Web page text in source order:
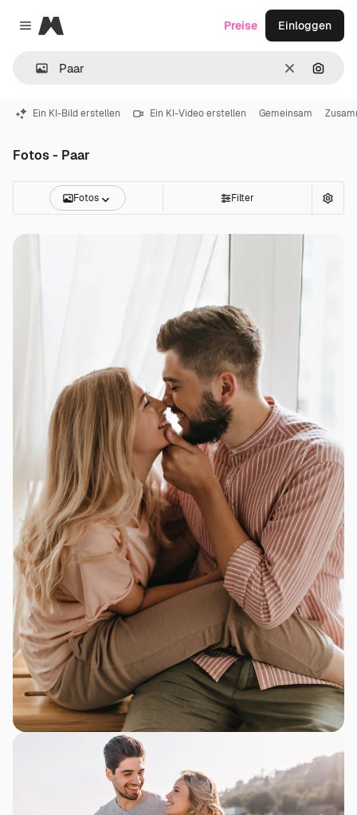
Close menu
Magnific
LöschenNach
Preise Einloggen
Ein KI-Bild erstellen Ein KI-Video erstellen Gemeinsam
Fotos - Paar
Fotos Filter